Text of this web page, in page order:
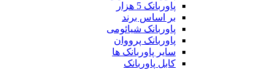
پاوربانک 5 هزار
بر اساس برند
پاوربانک شیائومی
پاوربانک پرووان
سایر پاوربانک ها
کابل پاوربانک